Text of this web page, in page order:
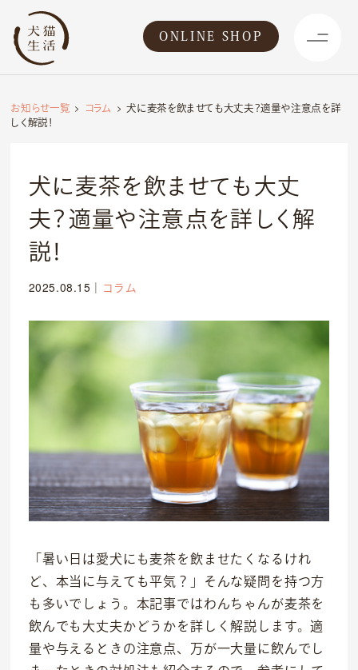
ONLINE SHOP
お知らせ一覧 コラム
犬に麦茶を飲ませても大丈夫？適量や注意点を詳
しく解説！
犬に麦茶を飲ませても大丈
夫？適量や注意点を詳しく解
説！
2025.08.15 ｜ コラム
「暑い日は愛犬にも麦茶を飲ませたくなるけれ
ど、本当に与えても平気？」そんな疑問を持つ方
も多いでしょう。本記事ではわんちゃんが麦茶を
飲んでも大丈夫かどうかを詳しく解説します。適
量や与えるときの注意点、万が一大量に飲んでし